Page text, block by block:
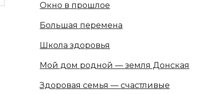
Окно в прошлое
Большая перемена
Школа здоровья
Мой дом родной — земля Донская
Здоровая семья — счастливые